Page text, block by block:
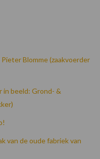
Blomme (zaakvoerder
in beeld: Grond- &
van de oude fabriek van